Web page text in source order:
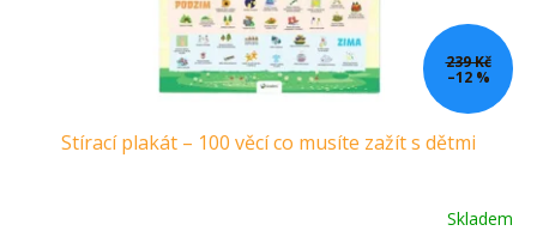
239 Kč
–12 %
Stírací plakát – 100 věcí co musíte zažít s dětmi
Skladem